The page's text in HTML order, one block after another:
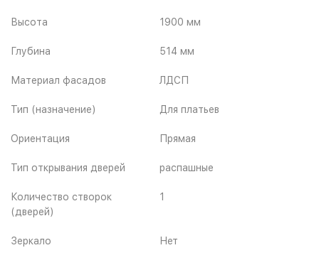
Высота 1900 мм
Глубина 514 мм
Материал фасадов ЛДСП
Тип (назначение) Для платьев
Ориентация Прямая
Тип открывания дверей распашные
Количество створок
(дверей)
1
Зеркало Нет